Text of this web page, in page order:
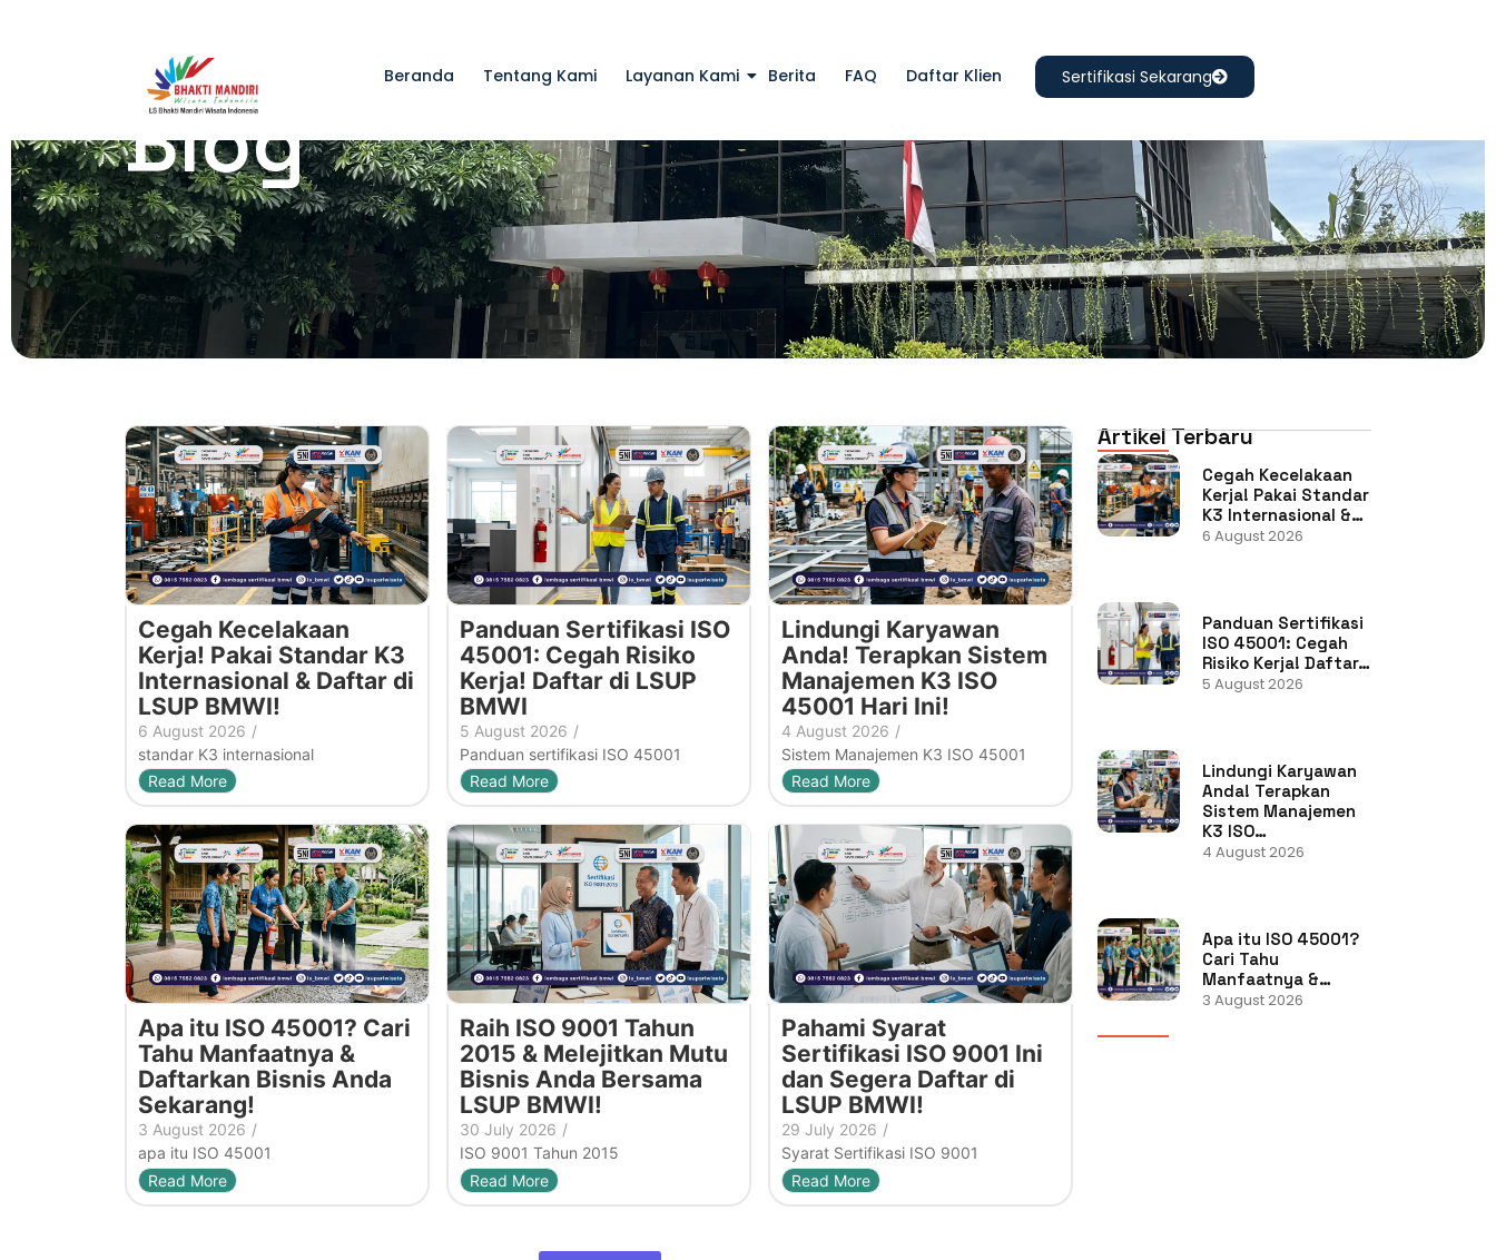
Beranda Tentang Kami Layanan Kami Berita FAQ Daftar Klien Sertifikasi Sekarang
Blog
Cegah Kecelakaan
Kerja! Pakai Standar K3
Internasional & Daftar di
LSUP BMWI!
6 August 2026 /
standar K3 internasional
Read More
Panduan Sertifikasi ISO
45001: Cegah Risiko
Kerja! Daftar di LSUP
BMWI
5 August 2026 /
Panduan sertifikasi ISO 45001
Read More
Lindungi Karyawan
Anda! Terapkan Sistem
Manajemen K3 ISO
45001 Hari Ini!
4 August 2026 /
Sistem Manajemen K3 ISO 45001
Read More
Apa itu ISO 45001? Cari
Tahu Manfaatnya &
Daftarkan Bisnis Anda
Sekarang!
3 August 2026 /
apa itu ISO 45001
Read More
Raih ISO 9001 Tahun
2015 & Melejitkan Mutu
Bisnis Anda Bersama
LSUP BMWI!
30 July 2026 /
ISO 9001 Tahun 2015
Read More
Pahami Syarat
Sertifikasi ISO 9001 Ini
dan Segera Daftar di
LSUP BMWI!
29 July 2026 /
Syarat Sertifikasi ISO 9001
Read More
Artikel Terbaru
Cegah Kecelakaan
Kerja! Pakai Standar
K3 Internasional &…
6 August 2026
Panduan Sertifikasi
ISO 45001: Cegah
Risiko Kerja! Daftar…
5 August 2026
Lindungi Karyawan
Anda! Terapkan
Sistem Manajemen
K3 ISO…
4 August 2026
Apa itu ISO 45001?
Cari Tahu
Manfaatnya &…
3 August 2026